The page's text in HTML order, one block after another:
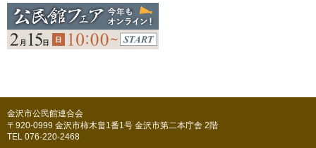
金沢市公民館連合会
〒920-0999 金沢市柿木畠1番1号 金沢市第二本庁舎 2階
TEL 076-220-2468